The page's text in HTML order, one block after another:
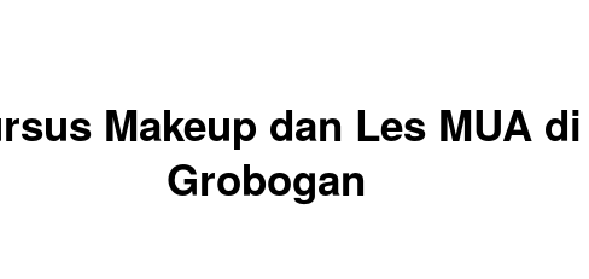
Makeup dan Les MUA di
Grobogan